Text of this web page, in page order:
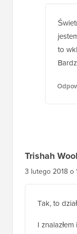
to
Trishah
3 lutego 2018 o
Tak, to
I